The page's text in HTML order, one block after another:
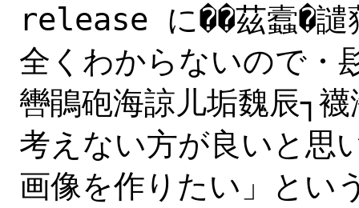
release に��茲蠧�譴
全くわからないので・
轡鵑砲海諒儿垢魏辰┐
考えない方が良いと思
画像を作りたい」とい